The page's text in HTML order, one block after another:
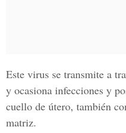
Este virus se transmite a
y ocasiona infecciones y
cuello de útero, también
matriz.